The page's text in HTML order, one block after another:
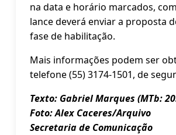
na data e horário marcados,
lance deverá enviar a proposta
fase de habilitação.
Mais informações podem ser
telefone (55) 3174-1501, de
Texto: Gabriel Marques (MTb:
Foto: Alex Caceres/Arquivo
Secretaria de Comunicação